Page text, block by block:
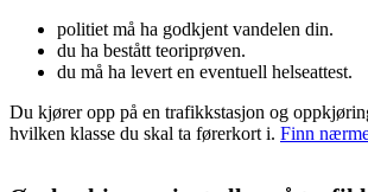
politiet må ha godkjent vandelen din.
du ha bestått teoriprøven.
du må ha levert en eventuell helseattest.
Du kjører opp på en trafikkstasjon og
hvilken klasse du skal ta førerkort i. Finn